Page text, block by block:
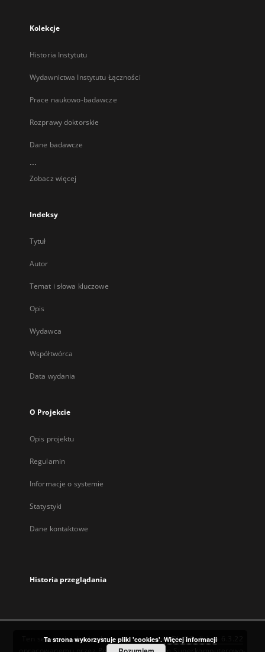
Kolekcje
Historia Instytutu
Wydawnictwa Instytutu Łączności
Prace naukowo-badawcze
Rozprawy doktorskie
Dane badawcze
...
Zobacz więcej
Indeksy
Tytuł
Autor
Temat i słowa kluczowe
Opis
Wydawca
Współtwórca
Data wydania
O Projekcie
Opis projektu
Regulamin
Informacje o systemie
Statystyki
Dane kontaktowe
Historia przeglądania
Ten serwis działa dzięki oprogramowaniuDInGO dLibra 6.3.22
Ta strona wykorzystuje pliki 'cookies'. Więcej informacji